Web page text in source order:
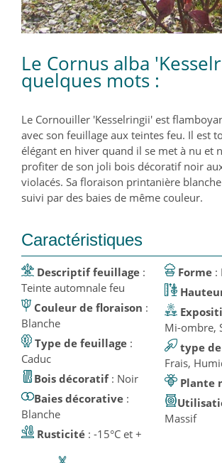
Le Cornus alba
quelques mots :
Le Cornouiller 'Kesselringii' est
avec son feuillage aux teintes feu. Il est
élégant en hiver quand il se met à nu et
profiter de son joli bois décoratif noir
violacés. Sa floraison printanière
suivi par des baies de même couleur.
Caractéristiques
Descriptif feuillage :
Teinte automnale feu
Couleur de floraison :
Blanche
Type de feuillage :
Caduc
Bois décoratif
: Noir
Baies décorative
Blanche
Rusticité : -15°C et +
Forme
Mi-ombre,
type
Frais,
Plante
Massif